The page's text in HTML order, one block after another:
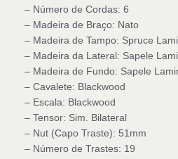
– Número de Cordas: 6
– Madeira de Braço: Nato
– Madeira de Tampo: Spruce
– Madeira da Lateral: Sapele
– Madeira de Fundo: Sapele
– Cavalete: Blackwood
– Escala: Blackwood
– Tensor: Sim. Bilateral
– Nut (Capo Traste): 51mm
– Número de Trastes: 19